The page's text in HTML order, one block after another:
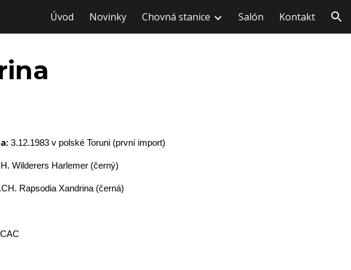
Skip to navigation
Úvod Novinky Chovná stanice Salón Kontakt
3.12.1983 v polské Toruni (první import)
Wilderers Harlemer (černý)
Rapsodia Xandrina (černá)